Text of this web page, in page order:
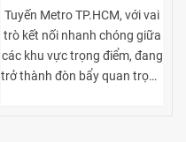
Tuyến Metro TP.HCM, với vai
trò kết nối nhanh chóng giữa
các khu vực trọng điểm, đang
trở thành đòn bẩy quan trọng